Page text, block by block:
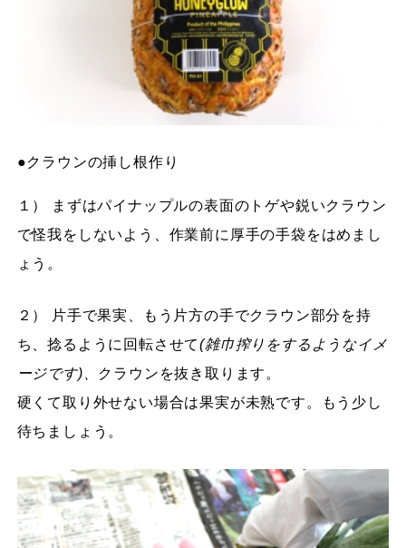
●クラウンの挿し根作り
１） まずはパイナップルの表面のトゲや鋭いクラウン
で怪我をしないよう、作業前に厚手の手袋をはめまし
ょう。
２） 片手で果実、もう片方の手でクラウン部分を持
ち、捻るように回転させて(雑巾搾りをするようなイメ
ージです)、 クラウンを抜き取ります。
硬くて取り外せない場合は果実が未熟です。もう少し
待ちましょう。